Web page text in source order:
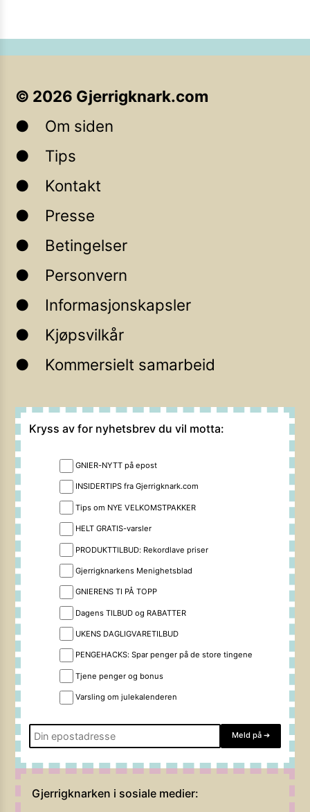
© 2026 Gjerrigknark.com
Om siden
Tips
Kontakt
Presse
Betingelser
Personvern
Informasjonskapsler
Kjøpsvilkår
Kommersielt samarbeid
Kryss av for nyhetsbrev du vil motta:
GNIER-NYTT på epost
INSIDERTIPS fra Gjerrigknark.com
Tips om NYE VELKOMSTPAKKER
HELT GRATIS-varsler
PRODUKTTILBUD: Rekordlave priser
Gjerrigknarkens Menighetsblad
GNIERENS TI PÅ TOPP
Dagens TILBUD og RABATTER
UKENS DAGLIGVARETILBUD
PENGEHACKS: Spar penger på de store tingene
Tjene penger og bonus
Varsling om julekalenderen
Meld på ➔
Gjerrigknarken i sosiale medier: